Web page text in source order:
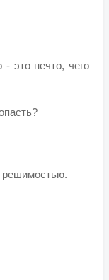
это нечто, чего
решимостью.